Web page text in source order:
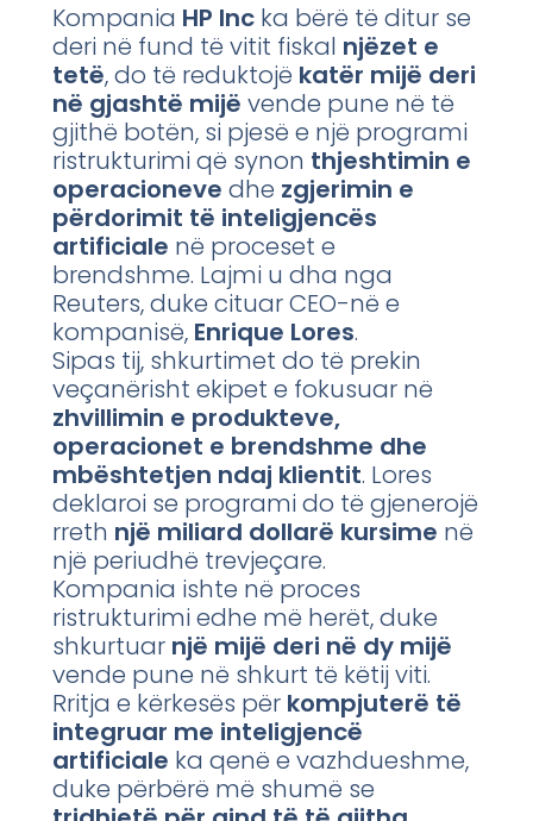
Kompania HP Inc ka bërë të ditur se
deri në fund të vitit fiskal njëzet e
tetë, do të reduktojë katër mijë deri
në gjashtë mijë vende pune në të
gjithë botën, si pjesë e një programi
ristrukturimi që synon thjeshtimin e
operacioneve dhe zgjerimin e
përdorimit të inteligjencës
artificiale në proceset e
brendshme. Lajmi u dha nga
Reuters, duke cituar CEO-në e
kompanisë, Enrique Lores.
Sipas tij, shkurtimet do të prekin
veçanërisht ekipet e fokusuar në
zhvillimin e produkteve,
operacionet e brendshme dhe
mbështetjen ndaj klientit. Lores
deklaroi se programi do të gjenerojë
rreth një miliard dollarë kursime në
një periudhë trevjeçare.
Kompania ishte në proces
ristrukturimi edhe më herët, duke
shkurtuar një mijë deri në dy mijë
vende pune në shkurt të këtij viti.
Rritja e kërkesës për kompjuterë të
integruar me inteligjencë
artificiale ka qenë e vazhdueshme,
duke përbërë më shumë se